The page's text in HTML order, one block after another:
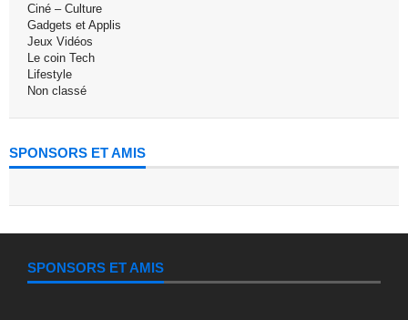
Ciné – Culture
Gadgets et Applis
Jeux Vidéos
Le coin Tech
Lifestyle
Non classé
SPONSORS ET AMIS
SPONSORS ET AMIS